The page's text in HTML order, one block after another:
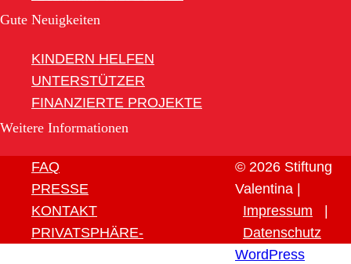
Gute Neuigkeiten
KINDERN HELFEN
UNTERSTÜTZER
FINANZIERTE PROJEKTE
Weitere Informationen
FAQ
PRESSE
KONTAKT
PRIVATSPHÄRE-
© 2026 Stiftung
Valentina |
Impressum
Datenschutz
WordPress